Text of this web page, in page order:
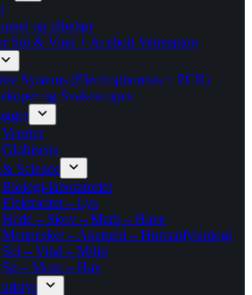
og tilbehør
Sol & Vind + Acebott Vejrstation
Systems (Electrophoresis + PCR)
og Snakescopes
Vernier
Globisens
Science
Biologi-laboratoriet
Elektricitet – Lys
Hede – Skov – Mark – Have
Mennesket – Anatomi – Humanfysiologi
Sol – Vind – Miljø
Sø – Mose – Hav